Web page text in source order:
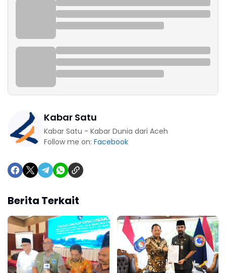
Kabar Satu
Kabar Satu - Kabar Dunia dari Aceh
Follow me on: Facebook
Berita Terkait